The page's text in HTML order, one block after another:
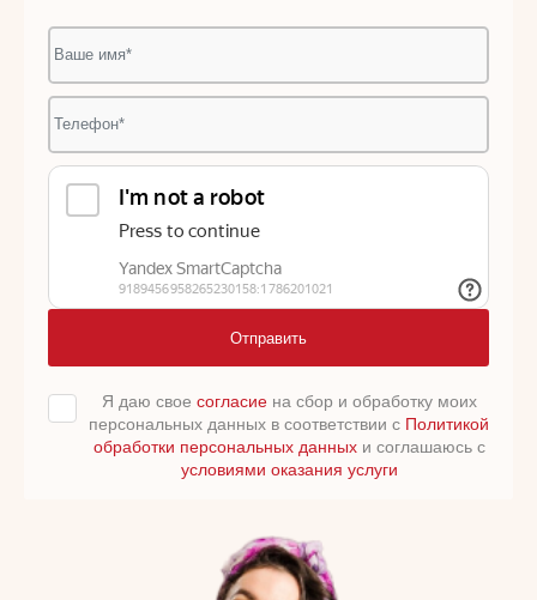
Отправить
Я даю свое согласиена сбор и обработку моих
персональных данных в соответствии с Политикой
обработки персональных данныхи соглашаюсь с
условиями оказания услуги